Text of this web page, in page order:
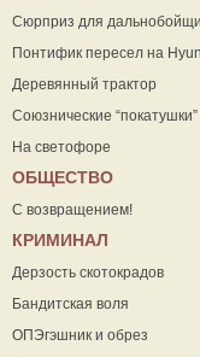
Сюрприз для
Понтифик пересел на
Деревянный трактор
Союзнические “покатушки”
На светофоре
ОБЩЕСТВО
С возвращением!
КРИМИНАЛ
Дерзость скотокрадов
Бандитская воля
ОПЭгэшник и обрез